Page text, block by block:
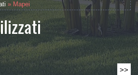
» Mapei
>>